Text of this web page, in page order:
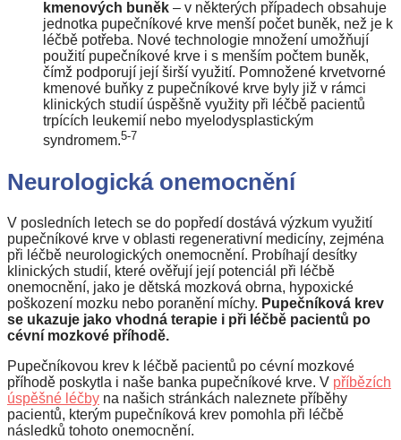
kmenových buněk – v některých případech obsahuje
jednotka pupečníkové krve menší počet buněk, než je k
léčbě potřeba. Nové technologie množení umožňují
použití pupečníkové krve i s menším počtem buněk,
čímž podporují její širší využití. Pomnožené krvetvorné
kmenové buňky z pupečníkové krve byly již v rámci
klinických studií úspěšně využity při léčbě pacientů
trpících leukemií nebo myelodysplastickým
syndromem.5-7
Neurologická onemocnění
V posledních letech se do popředí dostává výzkum využití
pupečníkové krve v oblasti regenerativní medicíny, zejména
při léčbě neurologických onemocnění. Probíhají desítky
klinických studií, které ověřují její potenciál při léčbě
onemocnění, jako je dětská mozková obrna, hypoxické
poškození mozku nebo poranění míchy. Pupečníková krev
se ukazuje jako vhodná terapie i při léčbě pacientů po
cévní mozkové příhodě.
Pupečníkovou krev k léčbě pacientů po cévní mozkové
příhodě poskytla i naše banka pupečníkové krve. V příbězích
úspěšné léčby na našich stránkách naleznete příběhy
pacientů, kterým pupečníková krev pomohla při léčbě
následků tohoto onemocnění.